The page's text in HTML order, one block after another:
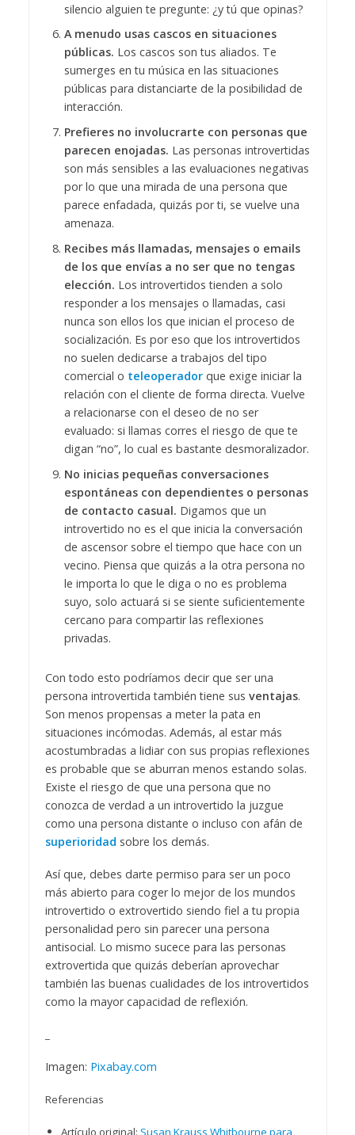
silencio alguien te pregunte: ¿y tú que opinas?
A menudo usas cascos en situaciones
públicas. Los cascos son tus aliados. Te
sumerges en tu música en las situaciones
públicas para distanciarte de la posibilidad de
interacción.
Prefieres no involucrarte con personas que
parecen enojadas. Las personas introvertidas
son más sensibles a las evaluaciones negativas
por lo que una mirada de una persona que
parece enfadada, quizás por ti, se vuelve una
amenaza.
Recibes más llamadas, mensajes o emails
de los que envías a no ser que no tengas
elección. Los introvertidos tienden a solo
responder a los mensajes o llamadas, casi
nunca son ellos los que inician el proceso de
socialización. Es por eso que los introvertidos
no suelen dedicarse a trabajos del tipo
comercial o teleoperador que exige iniciar la
relación con el cliente de forma directa. Vuelve
a relacionarse con el deseo de no ser
evaluado: si llamas corres el riesgo de que te
digan “no”, lo cual es bastante desmoralizador.
No inicias pequeñas conversaciones
espontáneas con dependientes o personas
de contacto casual. Digamos que un
introvertido no es el que inicia la conversación
de ascensor sobre el tiempo que hace con un
vecino. Piensa que quizás a la otra persona no
le importa lo que le diga o no es problema
suyo, solo actuará si se siente suficientemente
cercano para compartir las reflexiones
privadas.
Con todo esto podríamos decir que ser una
persona introvertida también tiene sus ventajas.
Son menos propensas a meter la pata en
situaciones incómodas. Además, al estar más
acostumbradas a lidiar con sus propias reflexiones
es probable que se aburran menos estando solas.
Existe el riesgo de que una persona que no
conozca de verdad a un introvertido la juzgue
como una persona distante o incluso con afán de
superioridad sobre los demás.
Así que, debes darte permiso para ser un poco
más abierto para coger lo mejor de los mundos
introvertido o extrovertido siendo fiel a tu propia
personalidad pero sin parecer una persona
antisocial. Lo mismo sucece para las personas
extrovertida que quizás deberían aprovechar
también las buenas cualidades de los introvertidos
como la mayor capacidad de reflexión.
Imagen: Pixabay.com
Referencias
Artículo original: Susan Krauss Whitbourne para